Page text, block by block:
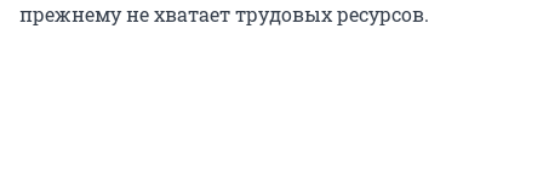
прежнему не хватает трудовых ресурсов.